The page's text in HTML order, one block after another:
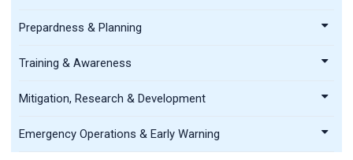
Prepardness & Planning
Training & Awareness
Mitigation, Research & Development
Emergency Operations & Early Warning